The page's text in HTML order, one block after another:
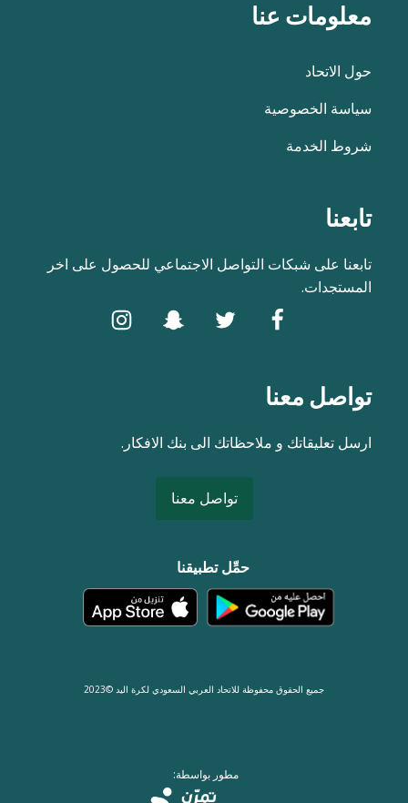
معلومات عنا
حول الاتحاد
سياسة الخصوصية
شروط الخدمة
تابعنا
تابعنا على شبكات التواصل الاجتماعي للحصول على اخر
المستجدات.
تواصل معنا
ارسل تعليقاتك و ملاحظاتك الى بنك الافكار.
تواصل معنا
حمِّل تطبيقنا
جميع الحقوق محفوظة للاتحاد العربي السعودي لكرة اليد ©2023
مطور بواسطة: